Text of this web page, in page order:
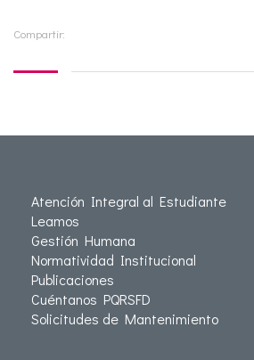
Compartir:
Atención Integral al Estudiante
Leamos
Gestión Humana
Normatividad Institucional
Publicaciones
Cuéntanos PQRSFD
Solicitudes de Mantenimiento